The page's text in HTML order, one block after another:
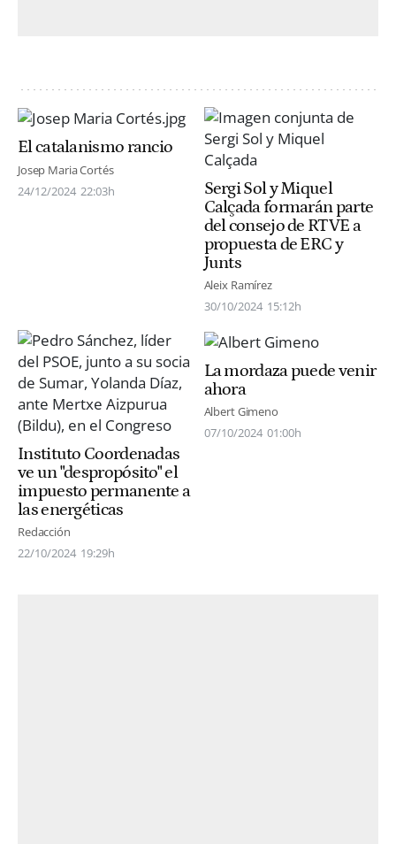
El catalanismo rancio
Josep Maria Cortés
24/12/2024 22:03h
Sergi Sol y Miquel
Calçada formarán parte
del consejo de RTVE a
propuesta de ERC y
Junts
Aleix Ramírez
30/10/2024 15:12h
Instituto Coordenadas
ve un "despropósito" el
impuesto permanente a
las energéticas
Redacción
22/10/2024 19:29h
La mordaza puede venir
ahora
Albert Gimeno
07/10/2024 01:00h